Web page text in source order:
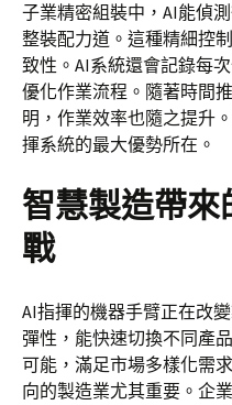
子業精密組裝中，AI能偵
整裝配力道。這種精細控
致性。AI系統還會記錄每
優化作業流程。隨著時間
明，作業效率也隨之提升
揮系統的最大優勢所在。
智慧製造帶來
戰
AI指揮的機器手臂正在改
彈性，能快速切換不同產
可能，滿足市場多樣化需
向的製造業尤其重要。企